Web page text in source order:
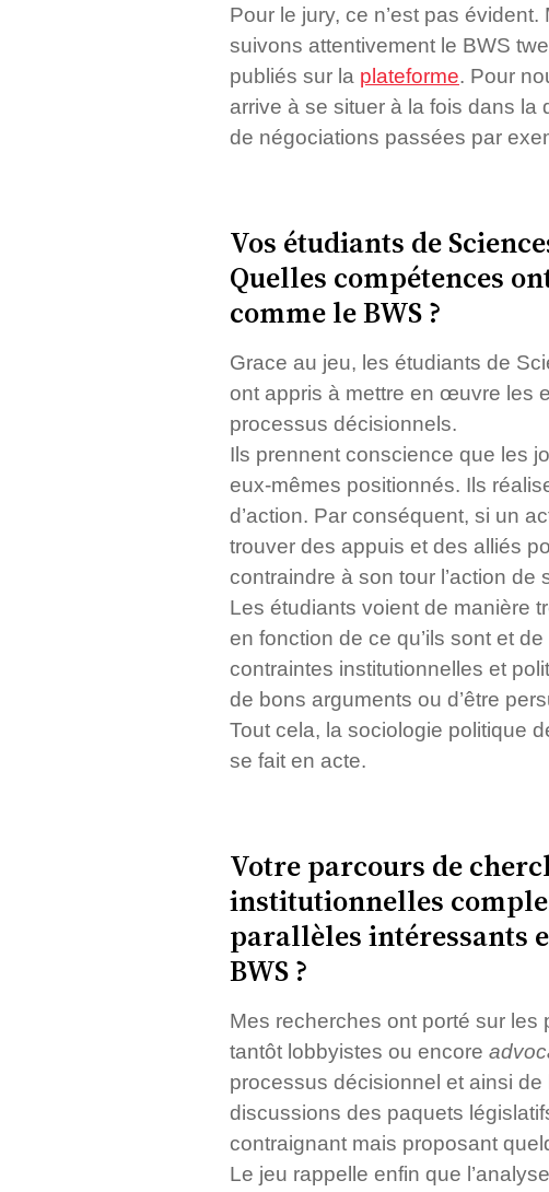
Pour le jury, ce n’est pas
suivons attentivement le BWS
publiés sur la plateforme. Pour
arrive à se situer à la fois dans la
de négociations passées par
Vos étudiants de
Quelles compétences
comme le BWS ?
Grace au jeu, les étudiants de
ont appris à mettre en œuvre les
processus décisionnels.
Ils prennent conscience que les
eux-mêmes positionnés. Ils
d’action. Par conséquent, si un
trouver des appuis et des alliés
contraindre à son tour l’action
Les étudiants voient de manière
en fonction de ce qu’ils sont et
contraintes institutionnelles et
de bons arguments ou d’être
Tout cela, la sociologie politique
se fait en acte.
Votre parcours de
institutionnelles
parallèles intéressants
BWS ?
Mes recherches ont porté sur les
tantôt lobbyistes ou encore
processus décisionnel et ainsi
discussions des paquets
contraignant mais proposant
Le jeu rappelle enfin que